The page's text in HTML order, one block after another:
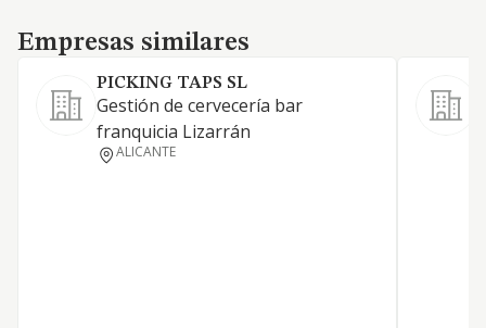
Empresas similares
Empresas similares
PICKING TAPS SL
Gestión de cervecería bar
franquicia Lizarrán
ALICANTE